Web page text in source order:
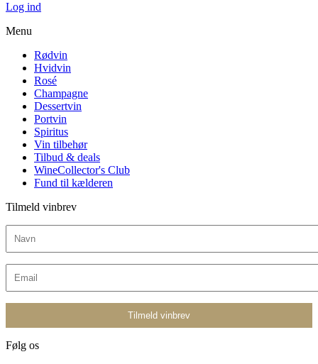
Log ind
Menu
Rødvin
Hvidvin
Rosé
Champagne
Dessertvin
Portvin
Spiritus
Vin tilbehør
Tilbud & deals
WineCollector's Club
Fund til kælderen
Tilmeld vinbrev
Følg os